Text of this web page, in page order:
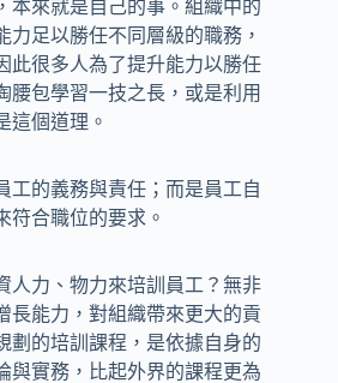
本來就是自己的事。組織中的
力足以勝任不同層級的職務，
此很多人為了提升能力以勝任
腰包學習一技之長，或是利用
這個道理。
工的義務與責任；而是員工自
符合職位的要求。
人力、物力來培訓員工？無非
長能力，對組織帶來更大的貢
劃的培訓課程，是依據自身的
與實務，比起外界的課程更為